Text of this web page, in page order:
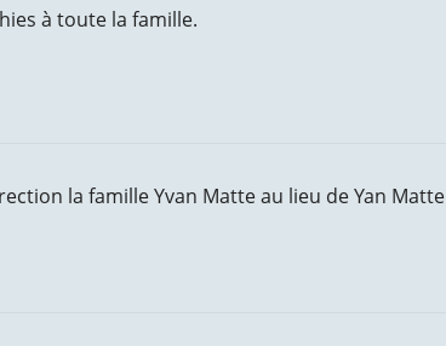
à toute la famille.
la famille Yvan Matte au lieu de Yan Matte